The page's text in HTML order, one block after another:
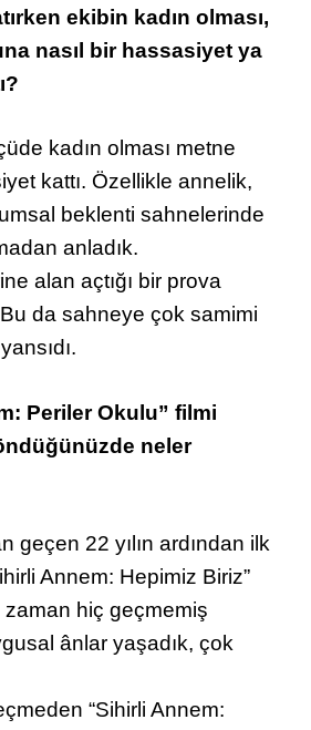
ekibin kadın olması,
nasıl bir hassasiyet ya
kadın olması metne
kattı. Özellikle annelik,
beklenti sahnelerinde
anladık.
alan açtığı bir prova
da sahneye çok samimi
Periler Okulu” filmi
neler
geçen 22 yılın ardından ilk
Annem: Hepimiz Biriz”
zaman hiç geçmemiş
ânlar yaşadık, çok
“Sihirli Annem: